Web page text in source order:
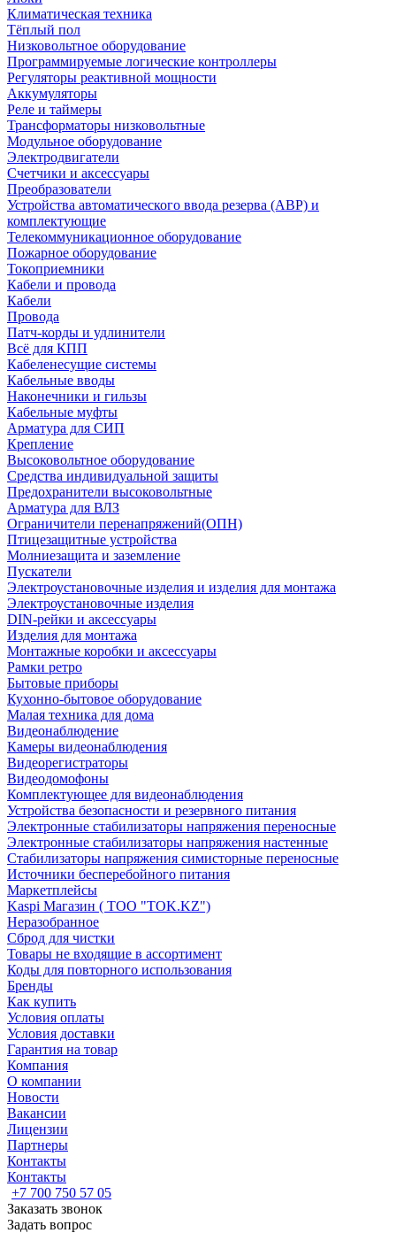
Климатическая техника
Тёплый пол
Низковольтное оборудование
Программируемые логические контроллеры
Регуляторы реактивной мощности
Аккумуляторы
Реле и таймеры
Трансформаторы низковольтные
Модульное оборудование
Электродвигатели
Счетчики и аксессуары
Преобразователи
Устройства автоматического ввода резерва (АВР) и
комплектующие
Телекоммуникационное оборудование
Пожарное оборудование
Токоприемники
Кабели и провода
Кабели
Провода
Патч-корды и удлинители
Всё для КПП
Кабеленесущие системы
Кабельные вводы
Наконечники и гильзы
Кабельные муфты
Арматура для СИП
Крепление
Высоковольтное оборудование
Средства индивидуальной защиты
Предохранители высоковольтные
Арматура для ВЛЗ
Ограничители перенапряжений(ОПН)
Птицезащитные устройства
Молниезащита и заземление
Пускатели
Электроустановочные изделия и изделия для монтажа
Электроустановочные изделия
DIN-рейки и аксессуары
Изделия для монтажа
Монтажные коробки и аксессуары
Рамки ретро
Бытовые приборы
Кухонно-бытовое оборудование
Малая техника для дома
Видеонаблюдение
Камеры видеонаблюдения
Видеорегистраторы
Видеодомофоны
Комплектующее для видеонаблюдения
Устройства безопасности и резервного питания
Электронные стабилизаторы напряжения переносные
Электронные стабилизаторы напряжения настенные
Стабилизаторы напряжения симисторные переносные
Источники бесперебойного питания
Маркетплейсы
Kaspi Магазин ( ТОО "TOK.KZ")
Неразобранное
Сброд для чистки
Товары не входящие в ассортимент
Коды для повторного использования
Бренды
Как купить
Условия оплаты
Условия доставки
Гарантия на товар
Компания
О компании
Новости
Вакансии
Лицензии
Партнеры
Контакты
Контакты
+7 700 750 57 05
Заказать звонок
Задать вопрос